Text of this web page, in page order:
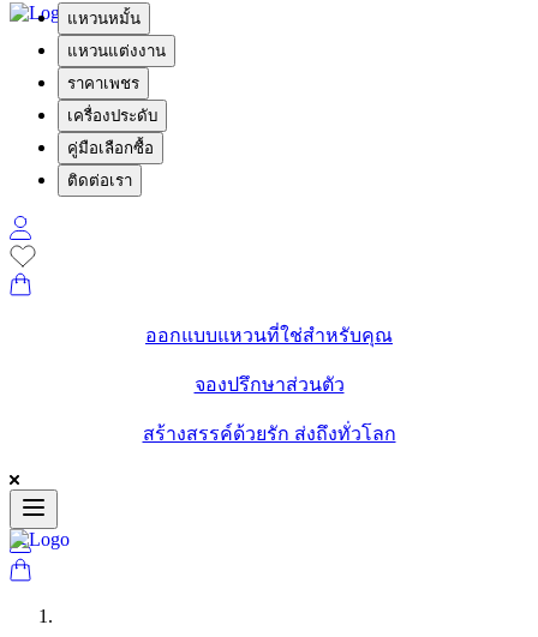
แหวนหมั้น
แหวนแต่งงาน
ราคาเพชร
เครื่องประดับ
คู่มือเลือกซื้อ
ติดต่อเรา
ออกแบบแหวนที่ใช่สำหรับคุณ
จองปรึกษาส่วนตัว
สร้างสรรค์ด้วยรัก ส่งถึงทั่วโลก